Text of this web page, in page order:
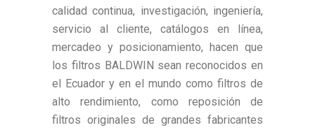
calidad continua, investigación, ingeniería,
servicio al cliente, catálogos en línea,
mercadeo y posicionamiento, hacen que
los filtros BALDWIN sean reconocidos en
el Ecuador y en el mundo como filtros de
alto rendimiento, como reposición de
filtros originales de grandes fabricantes